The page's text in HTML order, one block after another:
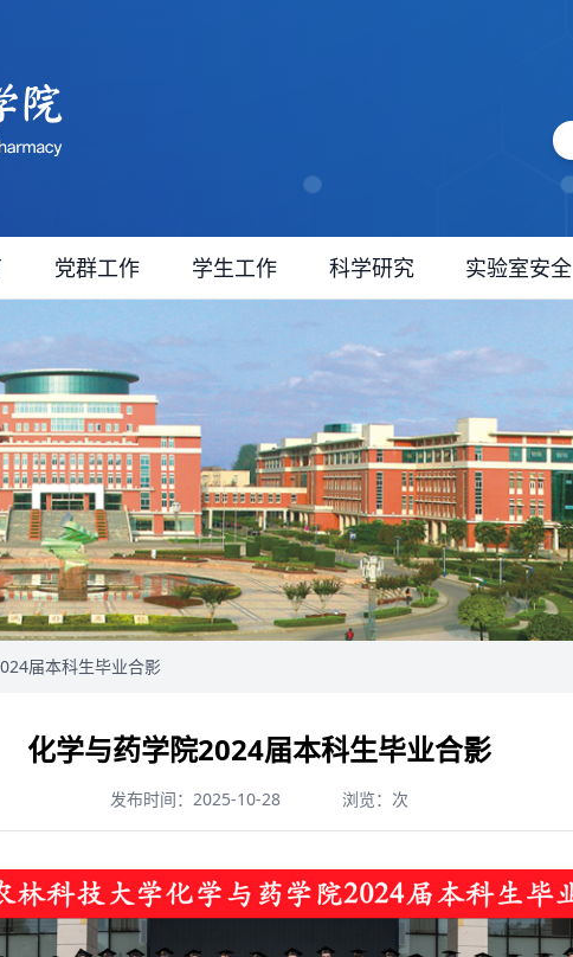
党群工作 学生工作 科学研究 实验室安全
届本科生毕业合影
化学与药学院2024届本科生毕业合影
发布时间：2025-10-28 浏览： 次